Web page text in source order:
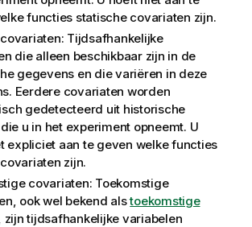
functies statische covariaten zijn.
Tijdsafhankelijke
die alleen beschikbaar zijn in de
gegevens en die variëren in deze
Eerdere covariaten worden
gedetecteerd uit historische
u in het experiment opneemt. U
expliciet aan te geven welke functies
zijn.
covariaten: Toekomstige
ook wel bekend alstoekomstige
zijn tijdsafhankelijke variabelen